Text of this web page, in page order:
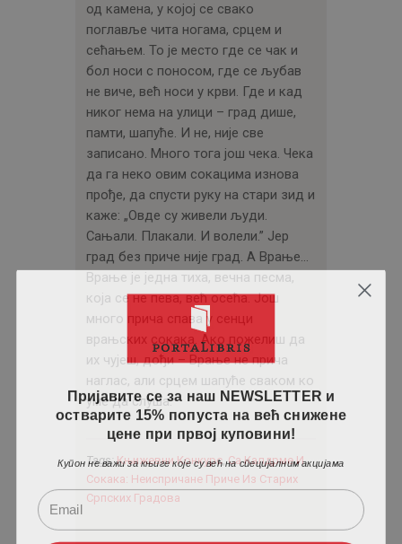
од камена, у којој се свако
поглавље чита ногама, срцем и
сећањем. То је место где се чак и
бол носи с поносом, где се љубав
не виче, већ носи у крви. Где и кад
никог нема на улици – град дише,
памти, шапуће. И не, није све
записано. Много тога још чека. Чека
да га неко овим сокацима изнова
прође, да спусти руку на стари зид и
каже: „Овде су живели људи.
Сањали. Плакали. И волели.” Јер
град без приче није град. А Врање…
Врање је једна тиха, вечна песма,
која се не пева, већ осећа. Још
много прича спава у сенци
врањских сокака. Aко пожелиш да
их чујеш, дођи – Врање не прича
наглас, али срцем шапуће сваком ко
уме да слуша.
Tags: Књижевни Конкурс,Са Калдрме И
Сокака: Неиспричане Приче Из Старих
Српских Градова
Пријавите се за наш NEWSLETTER и
остварите 15% попуста на већ снижене
цене при првој куповини!
Купон не важи за књиге које су већ на специјалним акцијама